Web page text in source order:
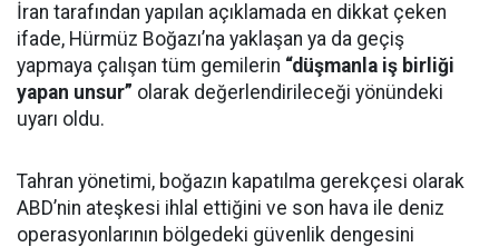
İran tarafından yapılan açıklamada en dikkat çeken
ifade, Hürmüz Boğazı’na yaklaşan ya da geçiş
yapmaya çalışan tüm gemilerin “düşmanla iş birliği
yapan unsur” olarak değerlendirileceği yönündeki
uyarı oldu.
Tahran yönetimi, boğazın kapatılma gerekçesi olarak
ABD’nin ateşkesi ihlal ettiğini ve son hava ile deniz
operasyonlarının bölgedeki güvenlik dengesini